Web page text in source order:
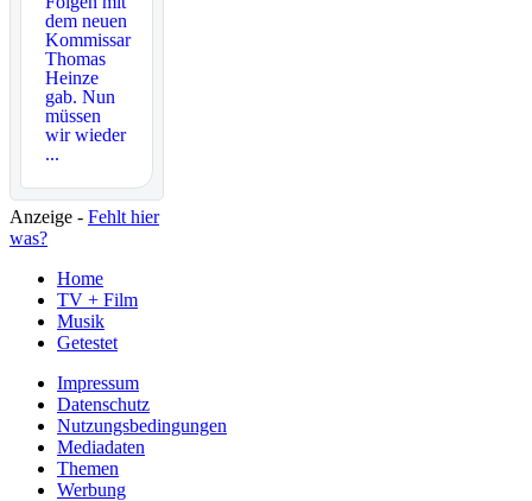
dem neuen
Kommissar
Thomas
Heinze
gab. Nun
müssen
wir wieder
...
Anzeige - Fehlt hier
was?
Home
TV + Film
Musik
Getestet
Impressum
Datenschutz
Nutzungsbedingungen
Mediadaten
Themen
Werbung